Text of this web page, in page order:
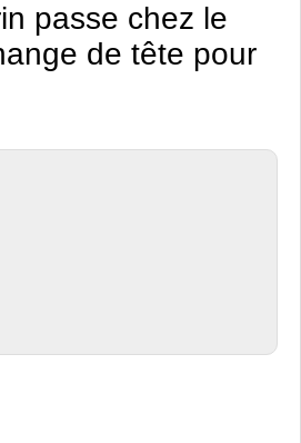
passe chez le
de tête pour